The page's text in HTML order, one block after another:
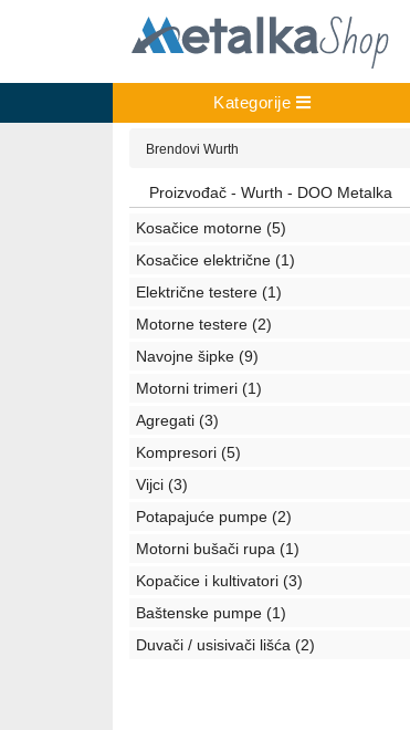
Kategorije
Brendovi Wurth
Proizvođač - Wurth - DOO Metalka
Kosačice motorne (5)
Kosačice električne (1)
Električne testere (1)
Motorne testere (2)
Navojne šipke (9)
Motorni trimeri (1)
Agregati (3)
Kompresori (5)
Vijci (3)
Potapajuće pumpe (2)
Motorni bušači rupa (1)
Kopačice i kultivatori (3)
Baštenske pumpe (1)
Duvači / usisivači lišća (2)